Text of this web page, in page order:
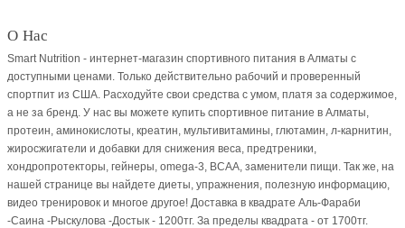
О Нас
Smart Nutrition - интернет-магазин спортивного питания в Алматы с
доступными ценами. Только действительно рабочий и проверенный
спортпит из США. Расходуйте свои средства с умом, платя за содержимое,
а не за бренд. У нас вы можете купить спортивное питание в Алматы,
протеин, аминокислоты, креатин, мультивитамины, глютамин, л-карнитин,
жиросжигатели и добавки для снижения веса, предтреники,
хондропротекторы, гейнеры, omega-3, BCAA, заменители пищи. Так же, на
нашей странице вы найдете диеты, упражнения, полезную информацию,
видео тренировок и многое другое! Доставка в квадрате Аль-Фараби
-Саина -Рыскулова -Достык - 1200тг. За пределы квадрата - от 1700тг.